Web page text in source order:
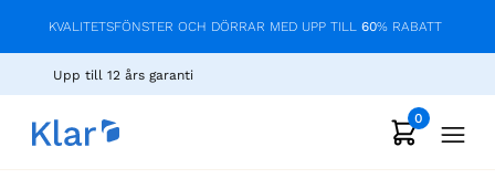
KVALITETSFÖNSTER OCH DÖRRAR MED UPP TILL 60% RABATT
Upp till 12 års garanti
0